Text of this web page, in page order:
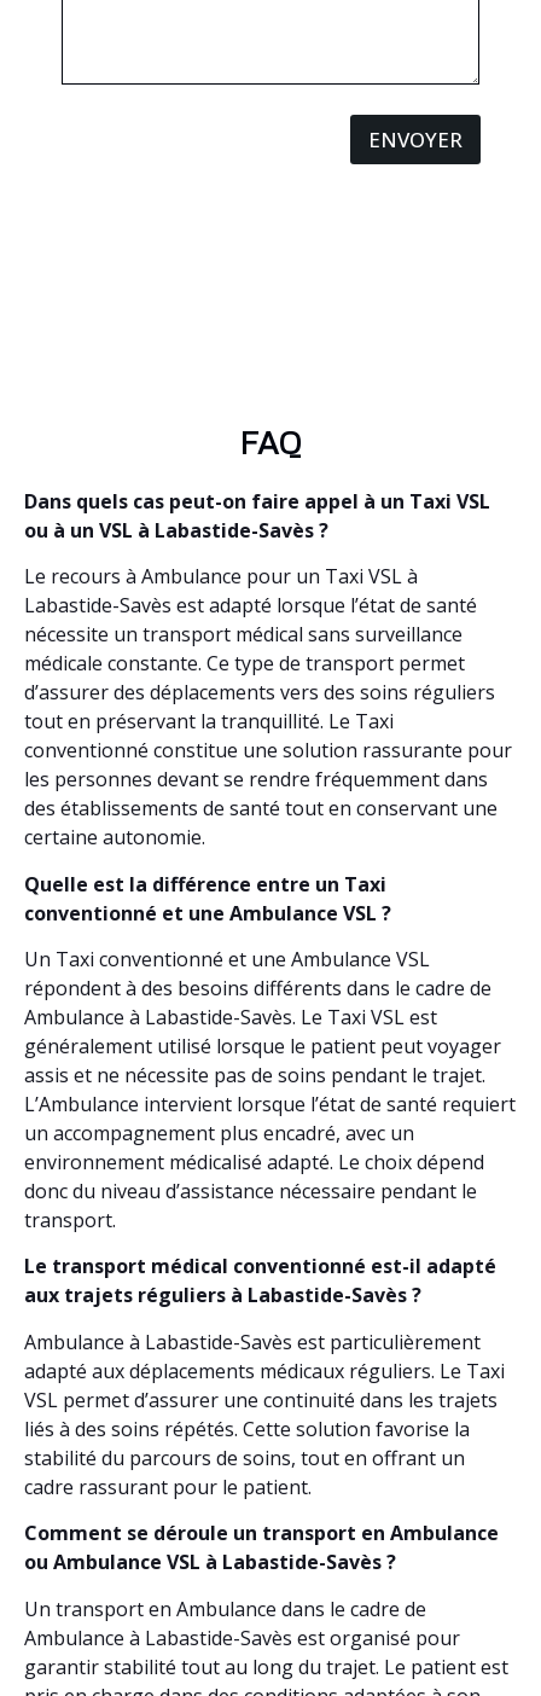
ENVOYER
FAQ
Dans quels cas peut-on faire appel à un Taxi VSL
ou à un VSL à Labastide-Savès ?
Le recours à Ambulance pour un Taxi VSL à
Labastide-Savès est adapté lorsque l’état de santé
nécessite un transport médical sans surveillance
médicale constante. Ce type de transport permet
d’assurer des déplacements vers des soins réguliers
tout en préservant la tranquillité. Le Taxi
conventionné constitue une solution rassurante pour
les personnes devant se rendre fréquemment dans
des établissements de santé tout en conservant une
certaine autonomie.
Quelle est la différence entre un Taxi
conventionné et une Ambulance VSL ?
Un Taxi conventionné et une Ambulance VSL
répondent à des besoins différents dans le cadre de
Ambulance à Labastide-Savès. Le Taxi VSL est
généralement utilisé lorsque le patient peut voyager
assis et ne nécessite pas de soins pendant le trajet.
L’Ambulance intervient lorsque l’état de santé requiert
un accompagnement plus encadré, avec un
environnement médicalisé adapté. Le choix dépend
donc du niveau d’assistance nécessaire pendant le
transport.
Le transport médical conventionné est-il adapté
aux trajets réguliers à Labastide-Savès ?
Ambulance à Labastide-Savès est particulièrement
adapté aux déplacements médicaux réguliers. Le Taxi
VSL permet d’assurer une continuité dans les trajets
liés à des soins répétés. Cette solution favorise la
stabilité du parcours de soins, tout en offrant un
cadre rassurant pour le patient.
Comment se déroule un transport en Ambulance
ou Ambulance VSL à Labastide-Savès ?
Un transport en Ambulance dans le cadre de
Ambulance à Labastide-Savès est organisé pour
garantir stabilité tout au long du trajet. Le patient est